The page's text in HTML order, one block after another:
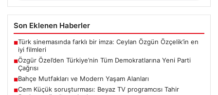
Son Eklenen Haberler
■Türk sinemasında farklı bir imza: Ceylan Özgün Özçelik’in en
iyi filmleri
■Özgür Özel’den Türkiye’nin Tüm Demokratlarına Yeni Parti
Çağrısı
■Bahçe Mutfakları ve Modern Yaşam Alanları
■Cem Küçük soruşturması: Beyaz TV programcısı Tahir